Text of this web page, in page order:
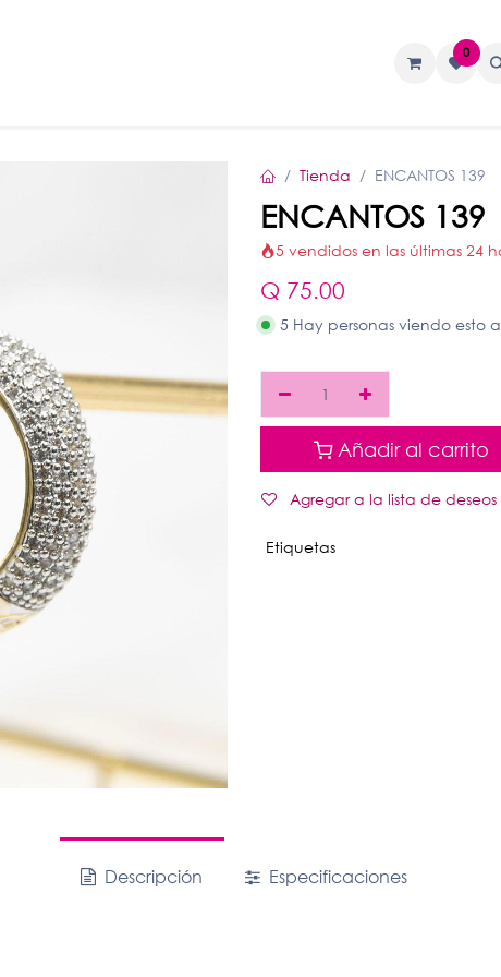
0
Tienda ENCANTOS 139
ENCANTOS 139
5 vendidos en las últimas 24
Q 75.00
5 Hay personas viendo esto
Añadir al carrito
Agregar a la lista de deseos
Etiquetas
Descripción Especificaciones